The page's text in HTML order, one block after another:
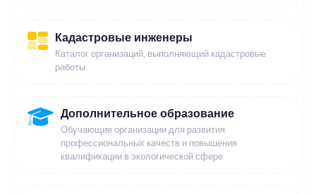
Кадастровые инженеры
Каталог организаций, выполняющий кадастровые
работы
Дополнительное образование
Обучающие организации для развития
профессиональных качеств и повышения
квалификации в экологической сфере